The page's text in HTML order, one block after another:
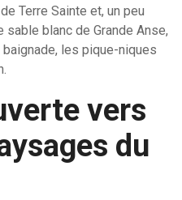
Terre Sainte et, un peu
blanc de Grande Anse,
les pique-niques
vers
du